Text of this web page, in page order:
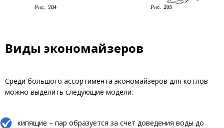
Виды экономайзеров
Среди большого ассортимента экономайзеров для котлов
можно выделить следующие модели:
кипящие – пар образуется за счет доведения воды до